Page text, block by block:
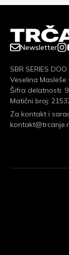
Newsletter
SBR SERIES
Veselina
Šifra delatnosti:
Matični broj:
Za kontakt i